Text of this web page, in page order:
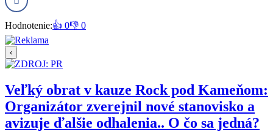
Hodnotenie:👍 0👎 0
‹
Veľký obrat v kauze Rock pod Kameňom:
Organizátor zverejnil nové stanovisko a
avizuje ďalšie odhalenia.. O čo sa jedná?